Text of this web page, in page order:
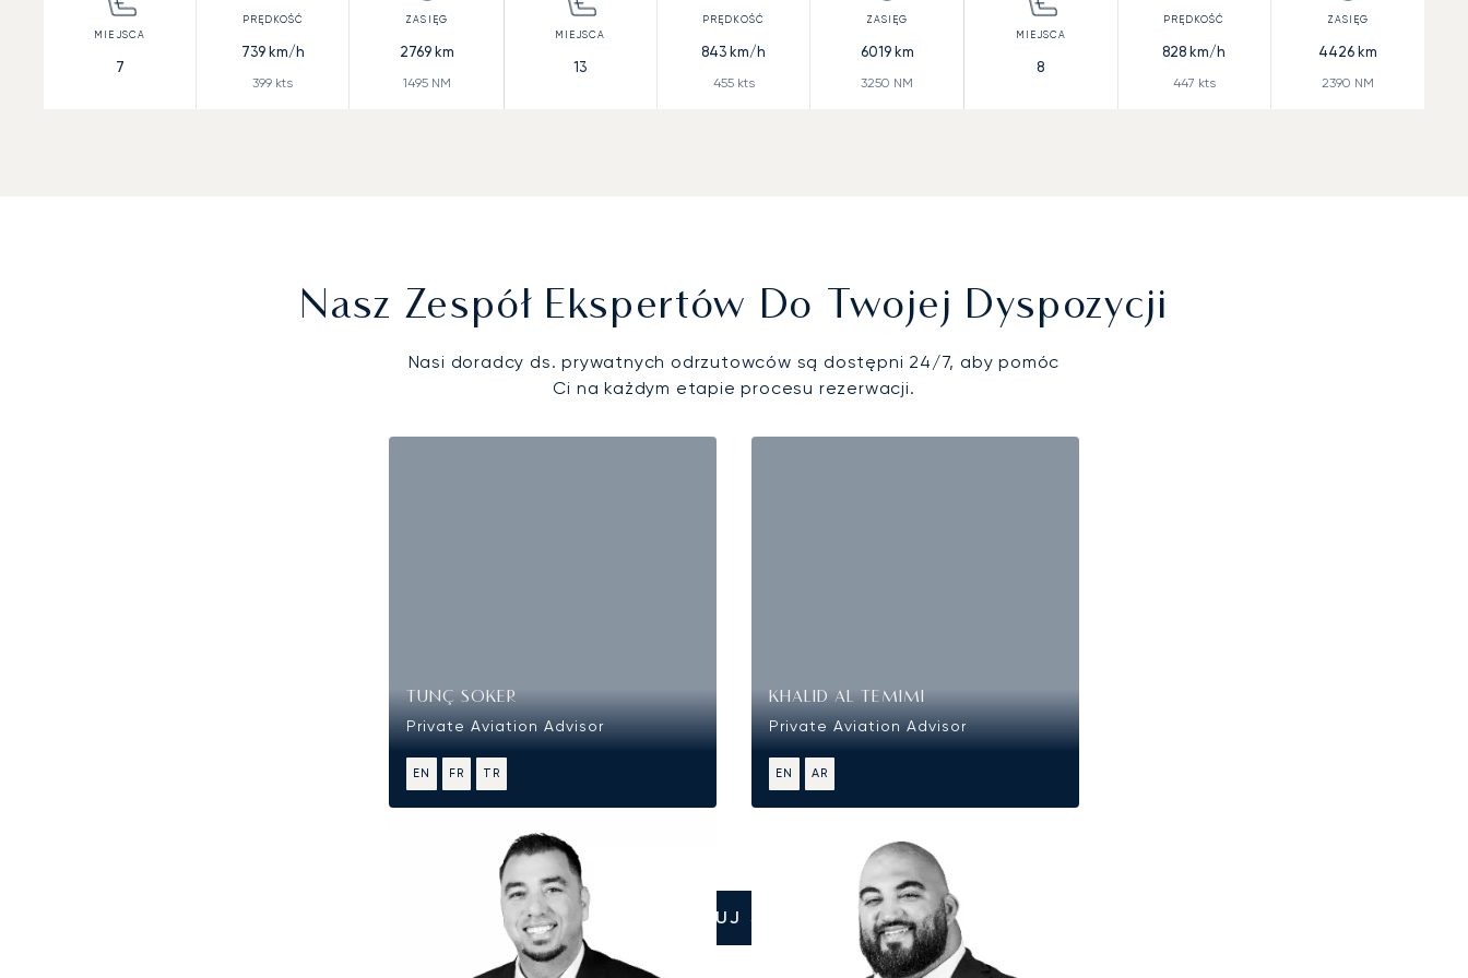
7
739km/h
399 kts
2769km
1495NM
13
843 km/h
455kts
6019km
3250 NM
8
828 km/h
447 kts
4426km
2390 NM
Nasz Zespół Ekspertów Do Twojej Dyspozycji
Nasi doradcy ds. prywatnych odrzutowców są dostępni 24/7, aby pomóc
Ci na każdym etapie procesu rezerwacji.
TUNÇ SOKER
Private Aviation Advisor
EN FR TR
KHALID AL TEMIMI
Private Aviation Advisor
EN AR
SKONTAKTUJ SIĘ Z NAMI